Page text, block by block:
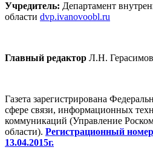
Учредитель: Департамент
области dvp.ivanovoobl.ru
Главный редактор Л.Н.
Газета зарегистрирована
сфере связи, информационных
коммуникаций (Управление
области). Регистрационный
13.04.2015г.